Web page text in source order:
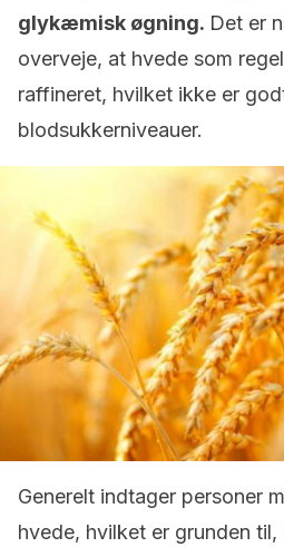
glykæmisk øgning. Det er
overveje, at hvede som
raffineret, hvilket ikke er
blodsukkerniveauer.
Generelt indtager personer
hvede, hvilket er grunden til,